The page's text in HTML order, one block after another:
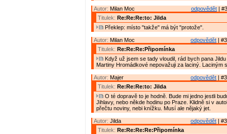
odpovědět |
Autor: Milan Moc
Titulek: Re:Re:Re:to: Jilda
Překlep: místo "takže" má být "protože".
odpovědět |
Autor: Milan Moc
Titulek: Re:Re:Re:Připomínka
Když už jsem se tady vloudil, rád bych pana
Martiny Hromádkové nepovažuji za laciný. Laciným
odpovědět |
Autor: Majer
Titulek: Re:Re:Re:to: Jilda
O té dopravě to je hodně. Bude mi jedno jestli
Jihlavy, nebo někde hodinu po Praze. Klidně si v
přečtu noviny, nebi knížku. Musí ale nějaký jet.
odpovědět |
Autor: Jilda
Titulek: Re:Re:Re:Re:Připomínka